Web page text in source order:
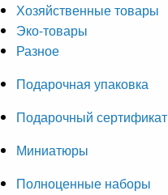
Хозяйственные товары
Эко-товары
Разное
Подарочная упаковка
Подарочный сертификат
Миниатюры
Полноценные наборы